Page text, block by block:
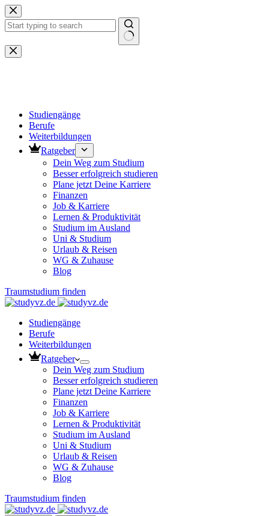
Zum
Inhalt
springen
Keine
Ergebnisse
Studiengänge
Berufe
Weiterbildungen
Ratgeber
Dein Weg zum Studium
Besser erfolgreich studieren
Plane jetzt Deine Karriere
Finanzen
Job & Karriere
Lernen & Produktivität
Studium im Ausland
Uni & Studium
Urlaub & Reisen
WG & Zuhause
Blog
Traumstudium finden
Studiengänge
Berufe
Weiterbildungen
Ratgeber
Dein Weg zum Studium
Besser erfolgreich studieren
Plane jetzt Deine Karriere
Finanzen
Job & Karriere
Lernen & Produktivität
Studium im Ausland
Uni & Studium
Urlaub & Reisen
WG & Zuhause
Blog
Traumstudium finden